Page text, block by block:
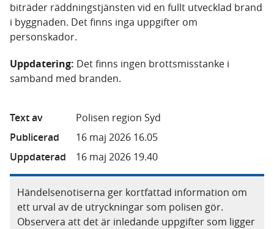
biträder räddningstjänsten vid en fullt utvecklad brand
i byggnaden. Det finns inga uppgifter om
personskador.
Uppdatering: Det finns ingen brottsmisstanke i
samband med branden.
Text av
Polisen region Syd
Publicerad
16 maj 2026 16.05
Uppdaterad
16 maj 2026 19.40
Händelsenotiserna ger kortfattad information om
ett urval av de utryckningar som polisen gör.
Observera att det är inledande uppgifter som ligger